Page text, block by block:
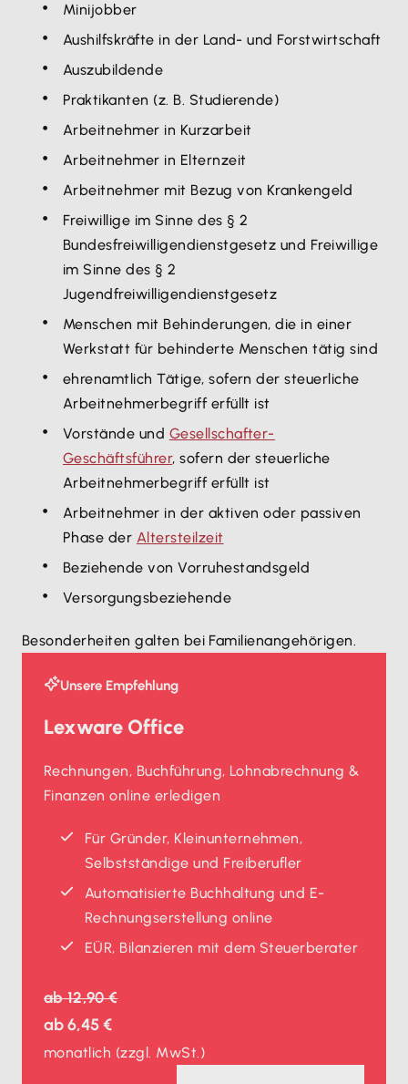
Minijobber
Aushilfskräfte in der Land- und Forstwirtschaft
Auszubildende
Praktikanten (z. B. Studierende)
Arbeitnehmer in Kurzarbeit
Arbeitnehmer in Elternzeit
Arbeitnehmer mit Bezug von Krankengeld
Freiwillige im Sinne des § 2
Bundesfreiwilligendienstgesetz und Freiwillige
im Sinne des § 2
Jugendfreiwilligendienstgesetz
Menschen mit Behinderungen, die in einer
Werkstatt für behinderte Menschen tätig sind
ehrenamtlich Tätige, sofern der steuerliche
Arbeitnehmerbegriff erfüllt ist
Vorstände und Gesellschafter-
Geschäftsführer, sofern der steuerliche
Arbeitnehmerbegriff erfüllt ist
Arbeitnehmer in der aktiven oder passiven
Phase der Altersteilzeit
Beziehende von Vorruhestandsgeld
Versorgungsbeziehende
Besonderheiten galten bei Familienangehörigen.
Unsere Empfehlung
Lexware Office
Rechnungen, Buchführung, Lohnabrechnung &
Finanzen online erledigen
Für Gründer, Kleinunternehmen,
Selbstständige und Freiberufler
Automatisierte Buchhaltung und E-
Rechnungserstellung online
EÜR, Bilanzieren mit dem Steuerberater
ab12,90 €
ab6,45 €
monatlich (zzgl. MwSt.)